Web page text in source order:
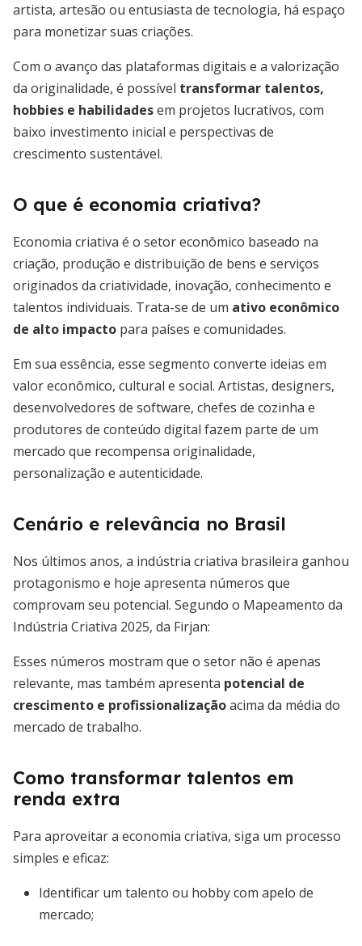
artista, artesão ou entusiasta de tecnologia, há espaço
para monetizar suas criações.
Com o avanço das plataformas digitais e a valorização
da originalidade, é possível transformar talentos,
hobbies e habilidadesem projetos lucrativos, com
baixo investimento inicial e perspectivas de
crescimento sustentável.
O que é economia criativa?
Economia criativa é o setor econômico baseado na
criação, produção e distribuição de bens e serviços
originados da criatividade, inovação, conhecimento e
talentos individuais. Trata-se de um ativo econômico
de alto impacto para países e comunidades.
Em sua essência, esse segmento converte ideias em
valor econômico, cultural e social. Artistas, designers,
desenvolvedores de software, chefes de cozinha e
produtores de conteúdo digital fazem parte de um
mercado que recompensa originalidade,
personalização e autenticidade.
Cenário e relevância no Brasil
Nos últimos anos, a indústria criativa brasileira ganhou
protagonismo e hoje apresenta números que
comprovam seu potencial. Segundo o Mapeamento da
Indústria Criativa 2025, da Firjan:
Esses números mostram que o setor não é apenas
relevante, mas também apresenta potencial de
crescimento e profissionalizaçãoacima da média do
mercado de trabalho.
Como transformar talentos em
renda extra
Para aproveitar a economia criativa, siga um processo
simples e eficaz:
Identificar um talento ou hobby com apelo de
mercado;